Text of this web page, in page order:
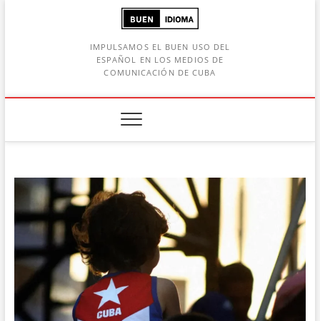
IMPULSAMOS EL BUEN USO DEL
ESPAÑOL EN LOS MEDIOS DE
COMUNICACIÓN DE CUBA